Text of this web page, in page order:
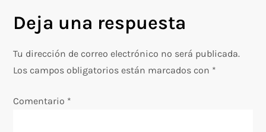
g
a
Deja una respuesta
Tu dirección de correo electrónico no será publicada.
Los campos obligatorios están marcados con *
Comentario *